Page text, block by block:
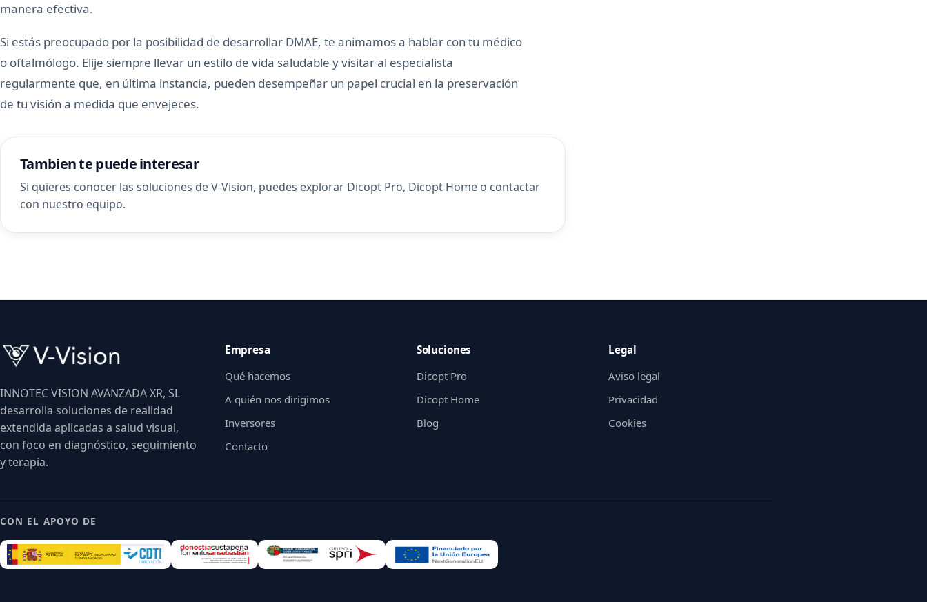
manera efectiva.
Si estás preocupado por la posibilidad de desarrollar DMAE, te animamos a hablar con tu médico
o oftalmólogo. Elije siempre llevar un estilo de vida saludable y visitar al especialista
regularmente que, en última instancia, pueden desempeñar un papel crucial en la preservación
de tu visión a medida que envejeces.
Tambien te puede interesar
Si quieres conocer las soluciones de V-Vision, puedes explorar Dicopt Pro, Dicopt Home o contactar
con nuestro equipo.
INNOTEC VISION AVANZADA XR, SL
desarrolla soluciones de realidad
extendida aplicadas a salud visual,
con foco en diagnóstico, seguimiento
y terapia.
Empresa
Qué hacemos
A quién nos dirigimos
Inversores
Contacto
Soluciones
Dicopt Pro
Dicopt Home
Blog
Legal
Aviso legal
Privacidad
Cookies
CON EL APOYO DE